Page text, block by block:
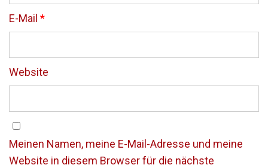
E-Mail *
Website
Meinen Namen, meine E-Mail-Adresse und meine
Website in diesem Browser für die nächste